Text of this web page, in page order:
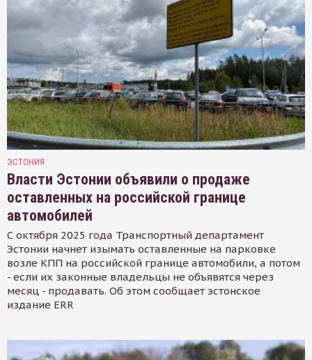
ЭСТОНИЯ
Власти Эстонии объявили о продаже
оставленных на российской границе
автомобилей
С октября 2025 года Транспортный департамент
Эстонии начнет изымать оставленные на парковке
возле КПП на российской границе автомобили, а потом
- если их законные владельцы не объявятся через
месяц - продавать. Об этом сообщает эстонское
издание ERR